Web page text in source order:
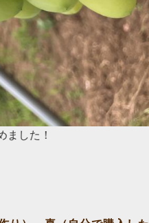
ました！